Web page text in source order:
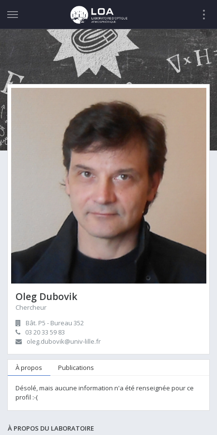
Oleg Dubovik
Chercheur
Bât. P5 - Bureau 352
03 20 33 59 83
oleg.dubovik@univ-lille.fr
À propos Publications
Désolé, mais aucune information n'a été renseignée pour ce
profil :-(
À PROPOS DU LABORATOIRE